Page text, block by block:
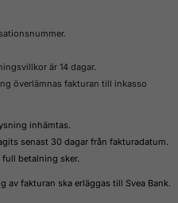
är 14 dagar.
överlämnas fakturan till inkasso
inhämtas.
senast 30 dagar från fakturadatum.
betalning sker.
av fakturan ska erläggas till Svea Bank.